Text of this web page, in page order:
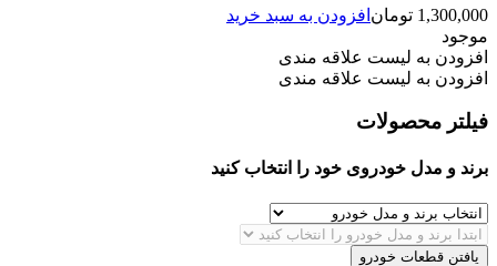
1,300,000 تومان افزودن به سبد خرید
موجود
افزودن به لیست علاقه مندی
افزودن به لیست علاقه مندی
فیلتر محصولات
برند و مدل خودروی خود را انتخاب کنید
یافتن قطعات خودرو